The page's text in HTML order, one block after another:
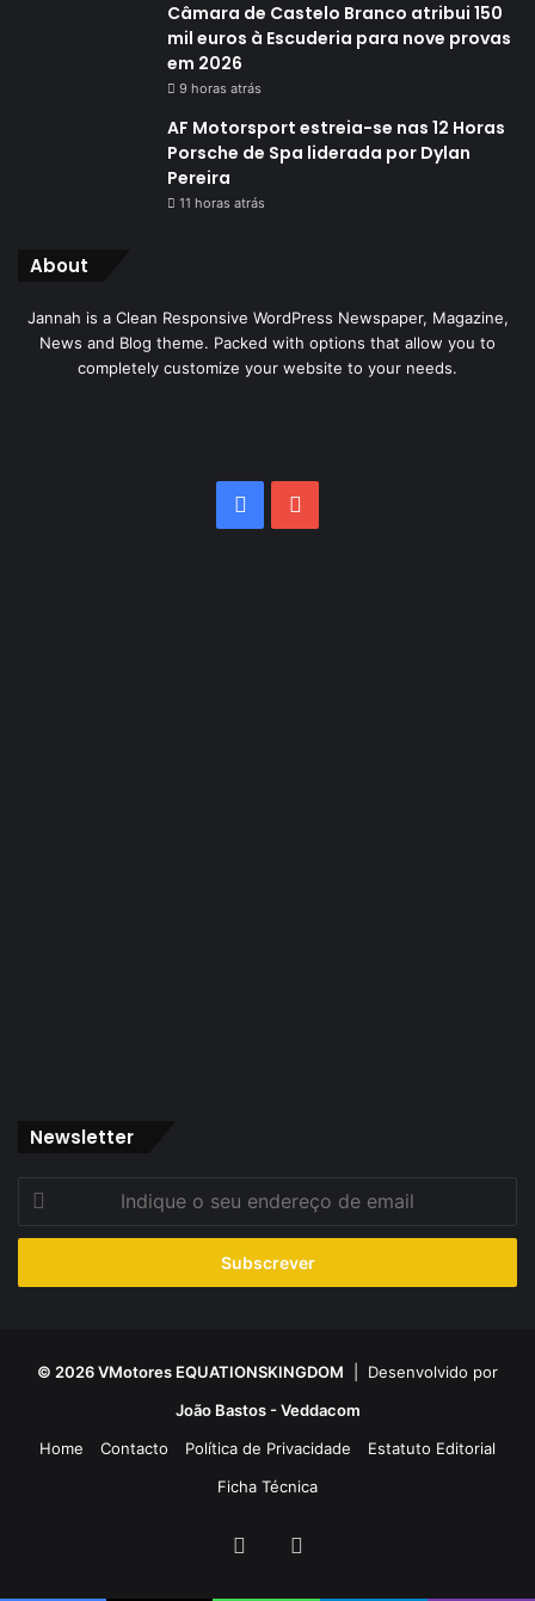
Câmara de Castelo Branco atribui 150
mil euros à Escuderia para nove provas
em 2026
9 horas atrás
AF Motorsport estreia-se nas 12 Horas
Porsche de Spa liderada por Dylan
Pereira
11 horas atrás
About
Jannah is a Clean Responsive WordPress Newspaper, Magazine,
News and Blog theme. Packed with options that allow you to
completely customize your website to your needs.
Facebook
Newsletter
seu
de
© 2026 VMotores EQUATIONSKINGDOM | Desenvolvido por
João Bastos - Veddacom
Home
Contacto Política de Privacidade
Estatuto Editorial
Ficha Técnica
Facebook